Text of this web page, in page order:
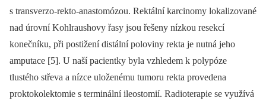
s transverzo-rekto-anastomózou. Rektální karcinomy lokalizované
nad úrovní Kohlraushovy řasy jsou řešeny nízkou resekcí
konečníku, při postižení distální poloviny rekta je nutná jeho
amputace [5]. U naší pacientky byla vzhledem k polypóze
tlustého střeva a nízce uloženému tumoru rekta provedena
proktokolektomie s terminální ileostomií. Radioterapie se využívá